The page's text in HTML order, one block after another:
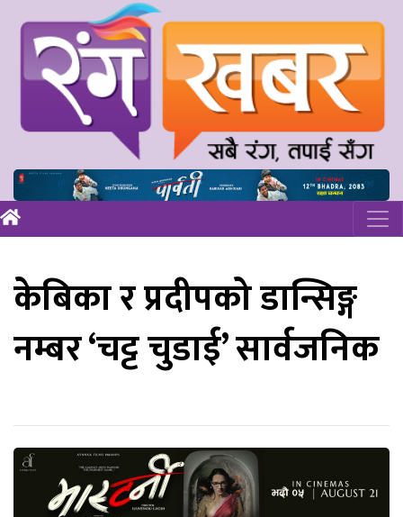
केबिका र प्रदीपको डान्सिङ्ग
नम्बर ‘चट्ट चुडाई’ सार्वजनिक